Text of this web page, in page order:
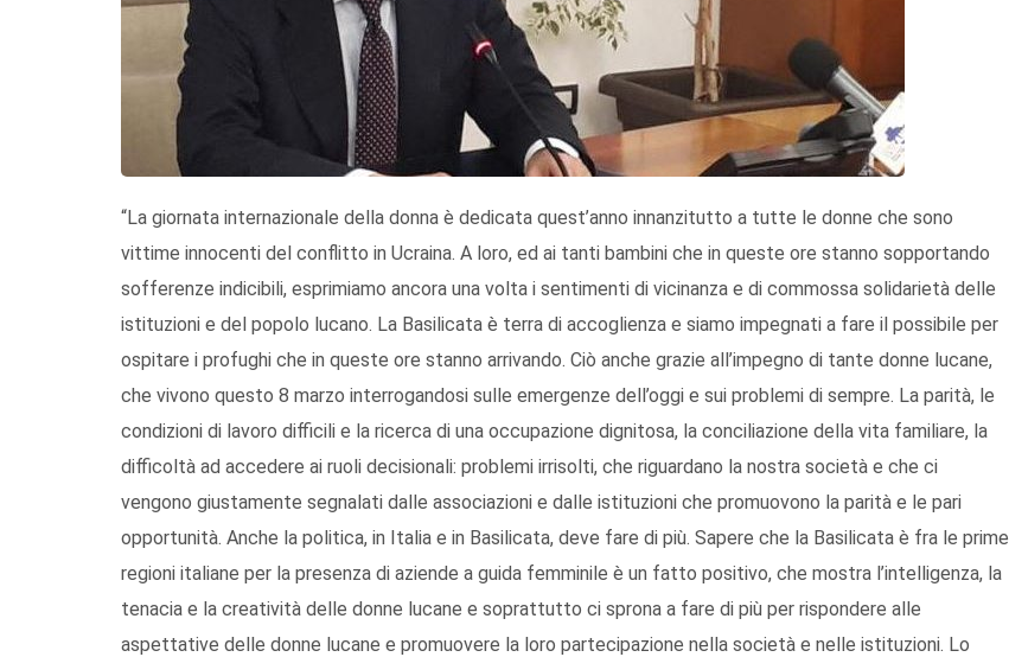
“La giornata internazionale della donna è dedicata quest’anno innanzitutto a tutte le donne che sono
vittime innocenti del conflitto in Ucraina. A loro, ed ai tanti bambini che in queste ore stanno sopportando
sofferenze indicibili, esprimiamo ancora una volta i sentimenti di vicinanza e di commossa solidarietà delle
istituzioni e del popolo lucano. La Basilicata è terra di accoglienza e siamo impegnati a fare il possibile per
ospitare i profughi che in queste ore stanno arrivando. Ciò anche grazie all’impegno di tante donne lucane,
che vivono questo 8 marzo interrogandosi sulle emergenze dell’oggi e sui problemi di sempre. La parità, le
condizioni di lavoro difficili e la ricerca di una occupazione dignitosa, la conciliazione della vita familiare, la
difficoltà ad accedere ai ruoli decisionali: problemi irrisolti, che riguardano la nostra società e che ci
vengono giustamente segnalati dalle associazioni e dalle istituzioni che promuovono la parità e le pari
opportunità. Anche la politica, in Italia e in Basilicata, deve fare di più. Sapere che la Basilicata è fra le prime
regioni italiane per la presenza di aziende a guida femminile è un fatto positivo, che mostra l’intelligenza, la
tenacia e la creatività delle donne lucane e soprattutto ci sprona a fare di più per rispondere alle
aspettative delle donne lucane e promuovere la loro partecipazione nella società e nelle istituzioni. Lo